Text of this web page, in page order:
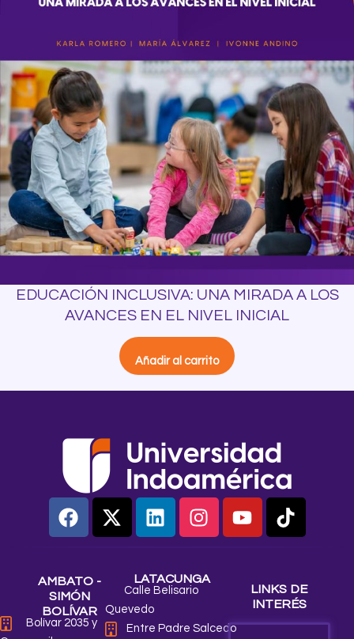
EDUCACIÓN INCLUSIVA: UNA MIRADA A LOS
AVANCES EN EL NIVEL INICIAL
Añadir al carrito
F
a
b
o
o
X
-
t
t
L
i
e
i
I
n
a
r
Y
o
u
e
T
i
o
k
AMBATO -
SIMÓN
BOLÍVAR
Bolívar 2035 y
LATACUNGA
Calle Belisario
Quevedo
Entre Padre Salcedo
LINKS DE
INTERÉS